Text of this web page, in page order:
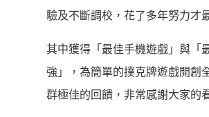
驗及不斷調校，花了多年努力才
其中獲得「最佳手機遊戲」與「
強」，為簡單的撲克牌遊戲開創
群極佳的回饋，非常感謝大家的